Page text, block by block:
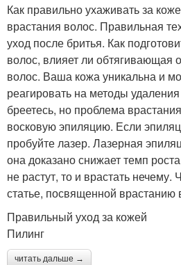
Как правильно ухаживать за
врастания волос. Правильная
уход после бритья. Как
волос, влияет ли обтягивающая
волос. Ваша кожа уникальна и
реагировать на методы
бреетесь, но проблема
восковую эпиляцию. Если
пробуйте лазер. Лазерная
она доказано снижает темп
не растут, то и врастать
статье, посвященной врастанию
Правильный уход за кожей
Пилинг
читать дальше →